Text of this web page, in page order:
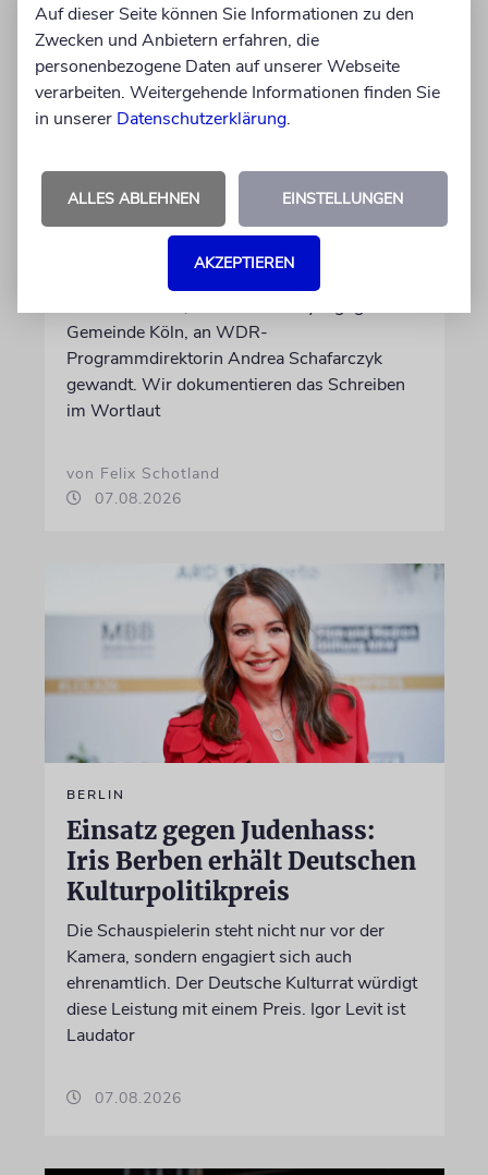
Wie Georg Restle die
Glaubwürdigkeit des ÖRR
untergräbt
Gemeinde Köln, an WDR-
Programmdirektorin Andrea Schafarczyk
gewandt. Wir dokumentieren das Schreiben
im Wortlaut
von Felix Schotland
07.08.2026
BERLIN
Einsatz gegen Judenhass:
Iris Berben erhält Deutschen
Kulturpolitikpreis
Die Schauspielerin steht nicht nur vor der
Kamera, sondern engagiert sich auch
ehrenamtlich. Der Deutsche Kulturrat würdigt
diese Leistung mit einem Preis. Igor Levit ist
Laudator
07.08.2026
Auf dieser Seite können Sie Informationen zu den
Zwecken und Anbietern erfahren, die
personenbezogene Daten auf unserer Webseite
verarbeiten. Weitergehende Informationen finden Sie
in unserer Datenschutzerklärung.
ALLES ABLEHNEN EINSTELLUNGEN
AKZEPTIEREN